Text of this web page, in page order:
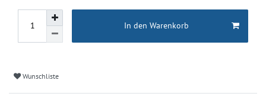
In den Warenkorb
Wunschliste